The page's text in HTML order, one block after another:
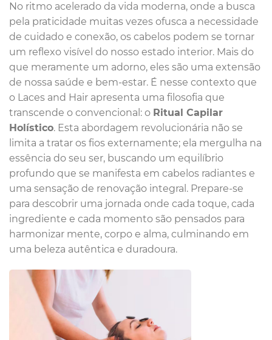
No ritmo acelerado da vida moderna, onde a busca
pela praticidade muitas vezes ofusca a necessidade
de cuidado e conexão, os cabelos podem se tornar
um reflexo visível do nosso estado interior. Mais do
que meramente um adorno, eles são uma extensão
de nossa saúde e bem-estar. É nesse contexto que
o Laces and Hair apresenta uma filosofia que
transcende o convencional: o Ritual Capilar
Holístico. Esta abordagem revolucionária não se
limita a tratar os fios externamente; ela mergulha na
essência do seu ser, buscando um equilíbrio
profundo que se manifesta em cabelos radiantes e
uma sensação de renovação integral. Prepare-se
para descobrir uma jornada onde cada toque, cada
ingrediente e cada momento são pensados para
harmonizar mente, corpo e alma, culminando em
uma beleza autêntica e duradoura.